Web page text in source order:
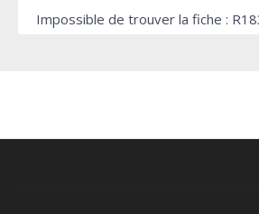
Impossible de trouver la fiche :